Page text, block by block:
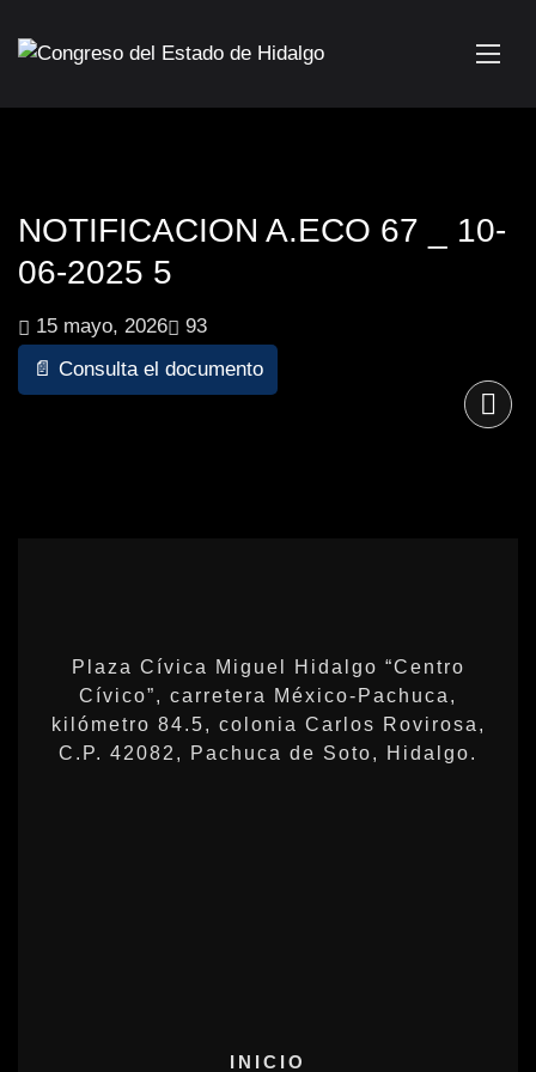
NOTIFICACION A.ECO 67 _ 10-
06-2025 5
15 mayo, 2026
93
📄 Consulta el documento
Plaza Cívica Miguel Hidalgo “Centro
Cívico”, carretera México-Pachuca,
kilómetro 84.5, colonia Carlos Rovirosa,
C.P. 42082, Pachuca de Soto, Hidalgo.
INICIO